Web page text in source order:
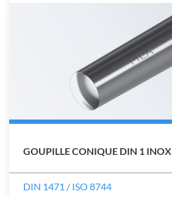
GOUPILLE CONIQUE DIN 1 INOX
DIN 1471 / ISO 8744